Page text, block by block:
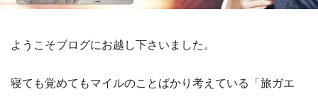
ようこそブログにお越し下さいました。
寝ても覚めてもマイルのことばかり考えている「旅ガエ